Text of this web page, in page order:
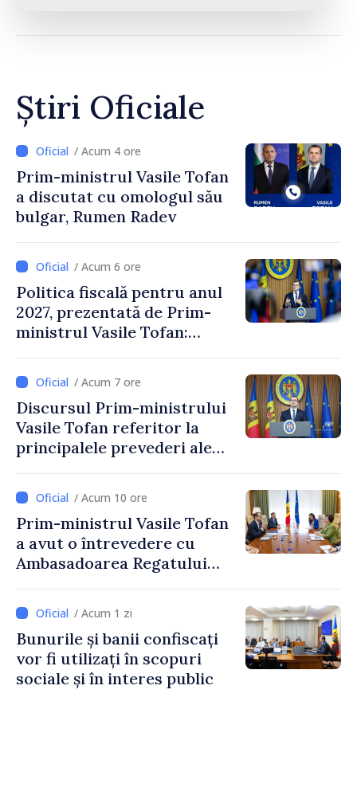
Știri Oficiale
/ Acum 4 ore
Prim-ministrul Vasile Tofan
a discutat cu omologul său
bulgar, Rumen Radev
/ Acum 6 ore
Politica fiscală pentru anul
2027, prezentată de Prim-
ministrul Vasile Tofan:
stimularea investițiilor și o
taxare mai echitabilă
/ Acum 7 ore
Discursul Prim-ministrului
Vasile Tofan referitor la
principalele prevederi ale
2027
/ Acum 10 ore
Prim-ministrul Vasile Tofan
a avut o întrevedere cu
Ambasadoarea Regatului
Irlandei de Nord, Fern
Horine / Acum 1 zi
Bunurile și banii confiscați
vor fi utilizați în scopuri
sociale și în interes public